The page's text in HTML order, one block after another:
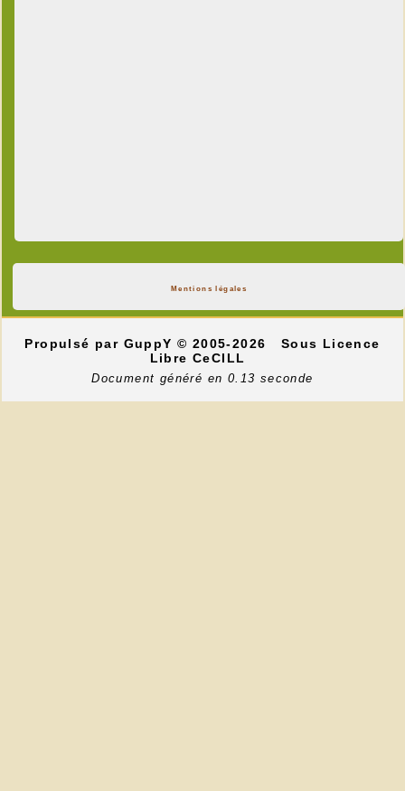
Mentions légales
Propulsé par GuppY© 2005-2026
Sous Licence
Libre CeCILL
Document généré en 0.13 seconde